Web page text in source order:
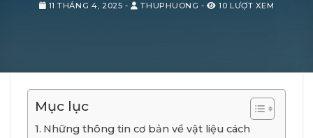
11 THÁNG 4, 2025 - THUPHUONG - 10 LƯỢT XEM
Mục lục
Những thông tin cơ bản về vật liệu cách